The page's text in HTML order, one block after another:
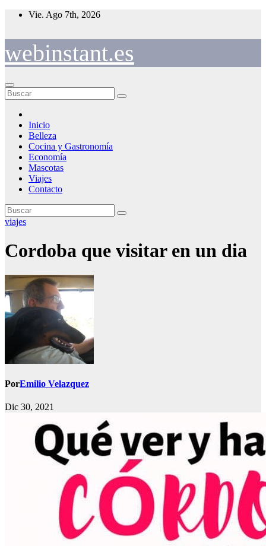
Saltar
Vie. Ago 7th, 2026
webinstant.es
Inicio
Belleza
Cocina y Gastronomía
Economía
Mascotas
Viajes
Contacto
viajes
Cordoba que visitar en un dia
PorEmilio Velazquez
Dic 30, 2021